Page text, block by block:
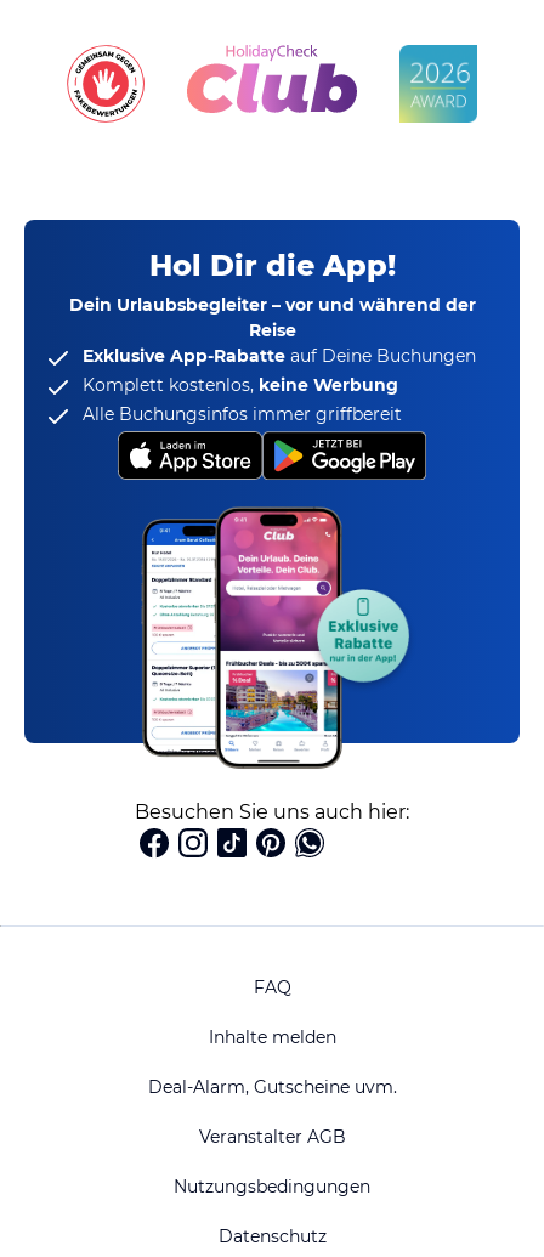
Hol Dir die App!
Dein Urlaubsbegleiter – vor und während der
Reise
Exklusive App-Rabatte auf Deine Buchungen
Komplett kostenlos, keine Werbung
Alle Buchungsinfos immer griffbereit
Besuchen Sie uns auch hier:
FAQ
Inhalte melden
Deal-Alarm, Gutscheine uvm.
Veranstalter AGB
Nutzungsbedingungen
Datenschutz